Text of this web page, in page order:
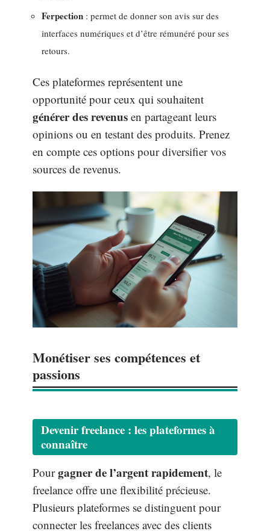
Ferpection : permet de donner son avis sur des
interfaces numériques et d’être rémunéré pour ses
retours.
Ces plateformes représentent une
opportunité pour ceux qui souhaitent
générer des revenus en partageant leurs
opinions ou en testant des produits. Prenez
en compte ces options pour diversifier vos
sources de revenus.
Monétiser ses compétences et
passions
Devenir freelance : les plateformes à
connaître
Pourgagner de l’argent rapidement, le
freelance offre une flexibilité précieuse.
Plusieurs plateformes se distinguent pour
connecter les freelances avec des clients